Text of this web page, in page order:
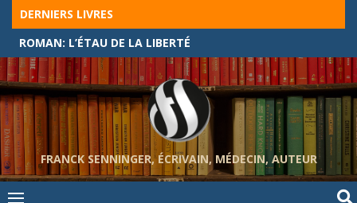
Skip
content
DERNIERS LIVRES
ROMAN: L’ÉTAU DE LA LIBERTÉ
FRANCK SENNINGER, ÉCRIVAIN, MÉDECIN, AUTEUR